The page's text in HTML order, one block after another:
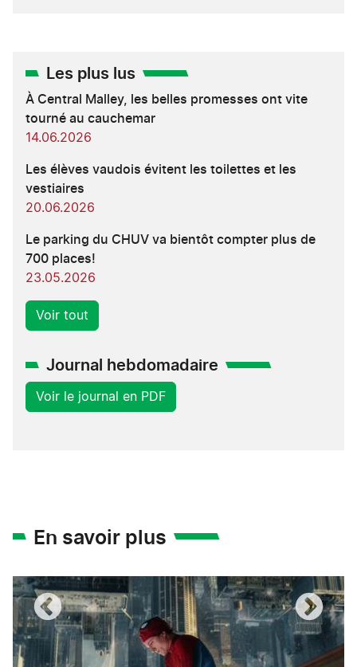
Les plus lus
À Central Malley, les belles promesses ont vite
tourné au cauchemar
14.06.2026
Les élèves vaudois évitent les toilettes et les
vestiaires
20.06.2026
Le parking du CHUV va bientôt compter plus de
700 places!
23.05.2026
Voir tout
Journal hebdomadaire
Voir le journal en PDF
En savoir plus